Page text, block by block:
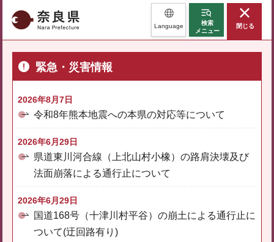
奈良県 Language
検索
メニュー
閉じる
緊急・災害情報
2026年8月7日
令和8年熊本地震への本県の対応等について
2026年6月29日
県道東川河合線（上北山村小橡）の路肩決壊及び
法面崩落による通行止について
2026年6月29日
国道168号（十津川村平谷）の崩土による通行止に
ついて(迂回路有り)